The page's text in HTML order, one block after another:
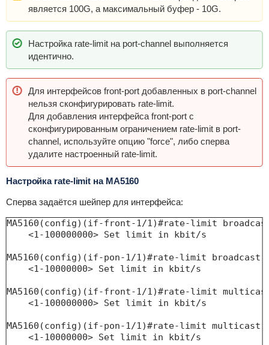
является 100G, а максимальный буфер - 10G.
Настройка rate-limit на port-channel выполняется
идентично.
Для интерфейсов front-port добавленных в port-channel
нельзя сконфигурировать rate-limit.
Для добавления интерфейса front-port с
сконфигурированным ограничением rate-limit в port-
channel, используйте опцию "force", либо сперва
удалите настроенный rate-limit.
Настройка rate-limit на MA5160
Сперва задаётся шейпер для интерфейсa:
MA5160(config)(if-front-1/1)#rate-limit
    <1-100000000> Set limit in kbit/s
MA5160(config)(if-pon-1/1)#rate-limit broadcast
    <1-10000000> Set limit in kbit/s
MA5160(config)(if-front-1/1)#rate-limit
    <1-100000000> Set limit in kbit/s
MA5160(config)(if-pon-1/1)#rate-limit multicast
    <1-10000000> Set limit in kbit/s